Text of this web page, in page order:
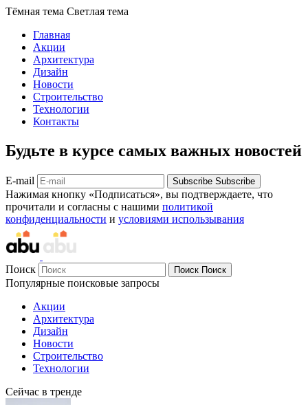
Тёмная тема Светлая тема
Главная
Акции
Архитектура
Дизайн
Новости
Строительство
Технологии
Контакты
Будьте в курсе самых важных новостей
E-mail Subscribe Subscribe
Нажимая кнопку «Подписаться», вы подтверждаете, что
прочитали и согласны с нашими политикой
конфиденциальности и условиями использывания
Поиск Поиск Поиск
Популярные поисковые запросы
Акции
Архитектура
Дизайн
Новости
Строительство
Технологии
Сейчас в тренде